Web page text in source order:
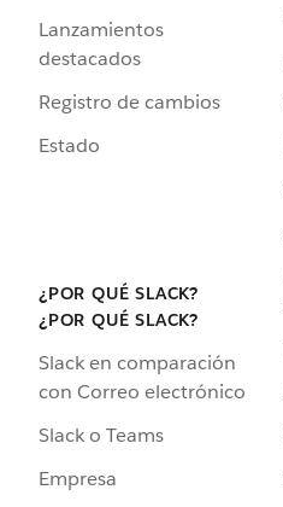
Lanzamientos
destacados
Registro de cambios
Estado
¿POR QUÉ SLACK?
¿POR QUÉ SLACK?
Slack en comparación
con Correo electrónico
Slack o Teams
Empresa